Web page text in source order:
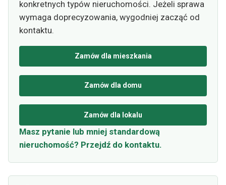
konkretnych typów nieruchomości. Jeżeli sprawa
wymaga doprecyzowania, wygodniej zacząć od
kontaktu.
Zamów dla mieszkania
Zamów dla domu
Zamów dla lokalu
Masz pytanie lub mniej standardową
nieruchomość? Przejdź do kontaktu.